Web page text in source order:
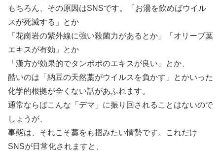
もちろん、その原因はSNSです。「お湯を飲めばウイル
スが死滅する」とか
「花崗岩の紫外線に強い殺菌力があるとか」「オリーブ葉
エキスが有効」とか
「漢方が効果的でタンポポのエキスが良い」とか、
酷いのは「納豆の天然藁がウイルスを負かす」とかいった
化学的根拠が全くない話があふれます。
通常ならばこんな「デマ」に振り回されることはないので
しょうが、
事態は、それこそ藁をも掴みたい情勢です。これだけ
SNSが日常化されますと、